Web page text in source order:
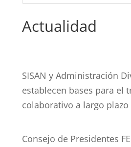
Actualidad
SISAN y Administración
establecen bases para el
colaborativo a largo plazo
Consejo de Presidentes